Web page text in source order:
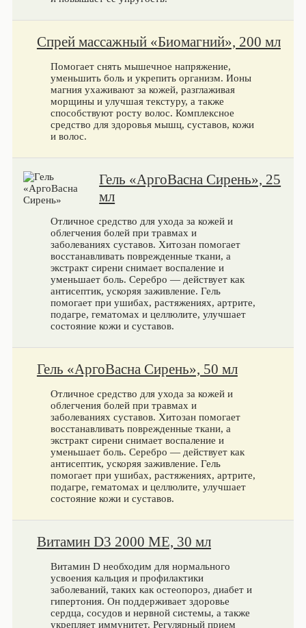
Спрей массажный «Биомагний», 200 мл
Помогает снять мышечное напряжение,
уменьшить боль и укрепить организм. Ионы
магния ухаживают за кожей, разглаживая
морщины и улучшая текстуру, а также
способствуют росту волос. Комплексное
средство для здоровья мышц, суставов, кожи
и волос.
Гель «АргоВасна Сирень», 25
мл
Отличное средство для ухода за кожей и
облегчения болей при травмах и
заболеваниях суставов. Хитозан помогает
восстанавливать поврежденные ткани, а
экстракт сирени снимает воспаление и
уменьшает боль. Серебро — действует как
антисептик, ускоряя заживление. Гель
помогает при ушибах, растяжениях, артрите,
подагре, гематомах и целлюлите, улучшает
состояние кожи и суставов.
Гель «АргоВасна Сирень», 50 мл
Отличное средство для ухода за кожей и
облегчения болей при травмах и
заболеваниях суставов. Хитозан помогает
восстанавливать поврежденные ткани, а
экстракт сирени снимает воспаление и
уменьшает боль. Серебро — действует как
антисептик, ускоряя заживление. Гель
помогает при ушибах, растяжениях, артрите,
подагре, гематомах и целлюлите, улучшает
состояние кожи и суставов.
Витамин D3 2000 МЕ, 30 мл
Витамин D необходим для нормального
усвоения кальция и профилактики
заболеваний, таких как остеопороз, диабет и
гипертония. Он поддерживает здоровье
сердца, сосудов и нервной системы, а также
укрепляет иммунитет. Регулярный прием